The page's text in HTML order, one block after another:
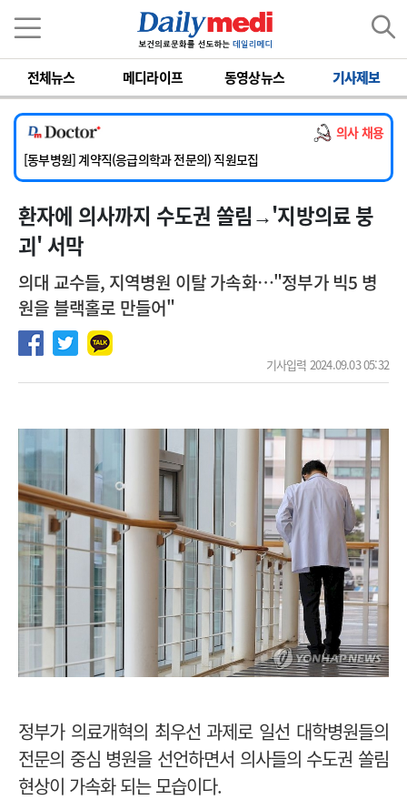
전체뉴스 메디라이프 동영상뉴스 기사제보
의사 채용
[서울아산병원] 2026년 하반기 인턴 모집
[영남대학교의료원] 마취통증의학과 임기제 임상의사 채용
[충남대학교병원] 소아청소년과(소아응급전담) 계약직 의사 공개채용
[동부병원] 계약직(응급의학과 전문의) 직원모집
[이대목동병원] 하반기 전공의(레지던트1년차) 모집
[서울아산병원] 2026년 하반기 인턴 모집
[영남대학교의료원] 마취통증의학과 임기제 임상의사 채용
환자에 의사까지 수도권 쏠림→'지방의료 붕
괴' 서막
의대 교수들, 지역병원 이탈 가속화…"정부가 빅5 병
원을 블랙홀로 만들어"
기사입력 2024.09.03 05:32
정부가 의료개혁의 최우선 과제로 일선 대학병원들의
전문의 중심 병원을 선언하면서 의사들의 수도권 쏠림
현상이 가속화 되는 모습이다.